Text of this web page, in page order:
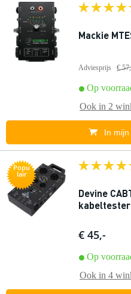
Mackie
Adviesprijs €
Op
Ook in 2
In
Popu
lair
Devine
kabeltester
€ 45,-
Op
Ook in 4